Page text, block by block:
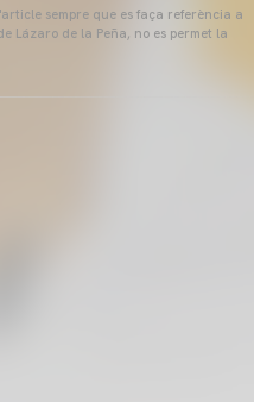
sempre que es faça referència a
Lázaro de la Peña, no es permet la